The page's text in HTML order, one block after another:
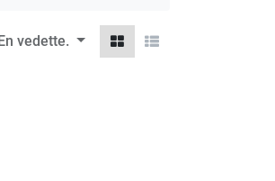
En vedette.